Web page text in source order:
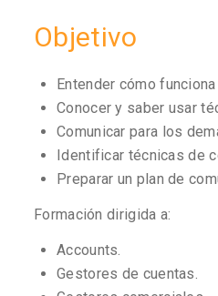
Objetivo
Entender cómo
Conocer y saber usar
Comunicar para los
Identificar técnicas de
Preparar un plan de
Formación dirigida a:
Accounts.
Gestores de cuentas.